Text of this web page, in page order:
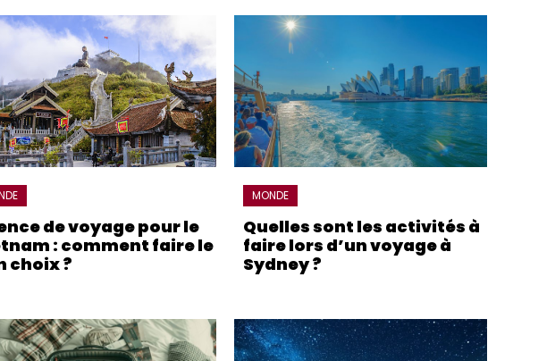
de voyage pour le
: comment faire le
choix ?
MONDE
Quelles sont les activités à
faire lors d’un voyage à
Sydney ?